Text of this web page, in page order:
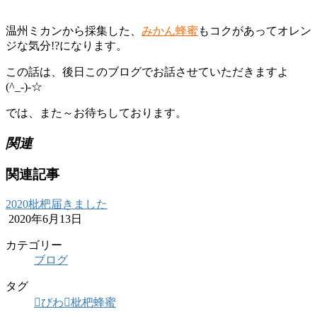
温州ミカンから採集した、 みかん蜂蜜もコクがあってオレン
ジな気分!?になります。
この話は、後日このブログでお話させていただきますよ
(^_-)-☆
では、また～お待ちしております。
関連
関連記事
2020枇杷届きました
2020年6月13日
カテゴリー
ブログ
タグ
びわ
枇杷蜂蜜